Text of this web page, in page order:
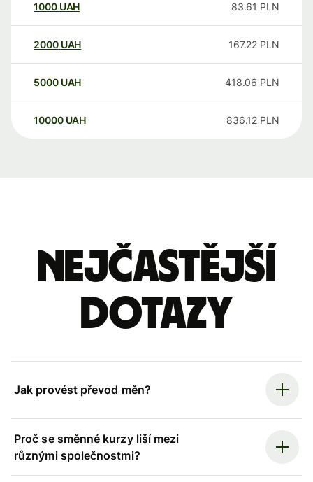
1000 UAH 83.61 PLN
2000 UAH 167.22 PLN
5000 UAH 418.06 PLN
10000 UAH 836.12 PLN
Nejčastější
dotazy
Jak provést převod měn?
Proč se směnné kurzy liší mezi
různými společnostmi?